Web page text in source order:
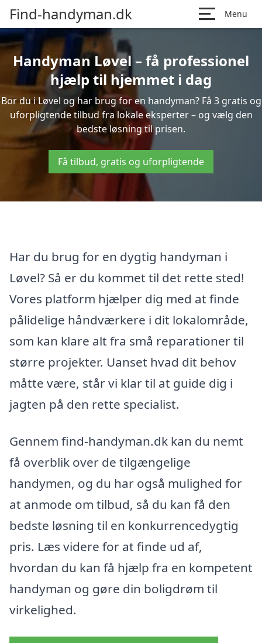
Find-handyman.dk Menu
Handyman Løvel – få professionel
hjælp til hjemmet i dag
Bor du i Løvel og har brug for en handyman? Få 3 gratis og
uforpligtende tilbud fra lokale eksperter – og vælg den
bedste løsning til prisen.
Få tilbud, gratis og uforpligtende
Har du brug for en dygtig handyman i
Løvel? Så er du kommet til det rette sted!
Vores platform hjælper dig med at finde
pålidelige håndværkere i dit lokalområde,
som kan klare alt fra små reparationer til
større projekter. Uanset hvad dit behov
måtte være, står vi klar til at guide dig i
jagten på den rette specialist.
Gennem find-handyman.dk kan du nemt
få overblik over de tilgængelige
handymen, og du har også mulighed for
at anmode om tilbud, så du kan få den
bedste løsning til en konkurrencedygtig
pris. Læs videre for at finde ud af,
hvordan du kan få hjælp fra en kompetent
handyman og gøre din boligdrøm til
virkelighed.